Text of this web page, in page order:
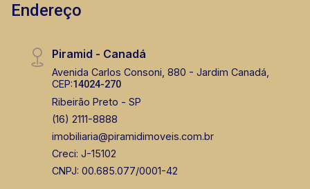
Endereço
Piramid - Canadá
Avenida Carlos Consoni, 880 - Jardim Canadá,
CEP:14024-270
Ribeirão Preto - SP
(16) 2111-8888
imobiliaria@piramidimoveis.com.br
Creci: J-15102
CNPJ: 00.685.077/0001-42